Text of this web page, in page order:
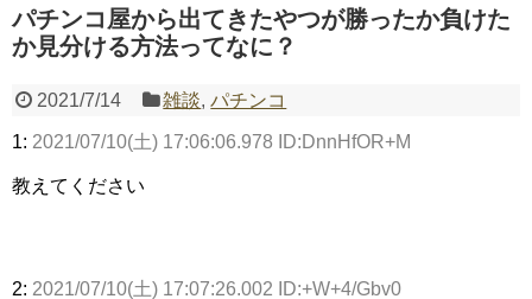
パチンコ屋から出てきたやつが勝ったか負けた
か見分ける方法ってなに？
2021/7/14 雑談,パチンコ
1: 2021/07/10(土) 17:06:06.978 ID:DnnHfOR+M
教えてください
2: 2021/07/10(土) 17:07:26.002 ID:+W+4/Gbv0